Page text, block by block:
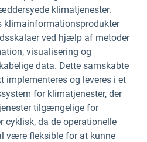
klimatjenester.
klimainformationsprodukter
ved hjælp af metoder
visualisering og
data. Dette samskabte
og leveres i et
for klimatjenester, der
tilgængelige for
cyklisk, da de operationelle
være fleksible for at kunne